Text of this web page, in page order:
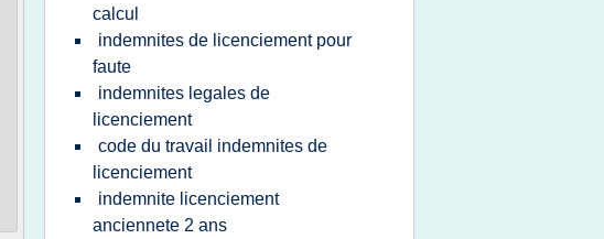
calcul
indemnites de licenciement pour
faute
indemnites legales de
licenciement
code du travail indemnites de
licenciement
indemnite licenciement
anciennete 2 ans